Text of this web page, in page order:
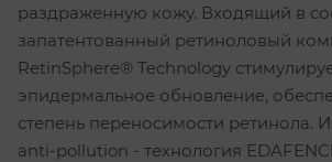
раздраженную кожу. Входящий в
запатентованный ретиноловый
RetinSphere® Technology
эпидермальное обновление,
степень переносимости ретинола.
anti-pollution - технология